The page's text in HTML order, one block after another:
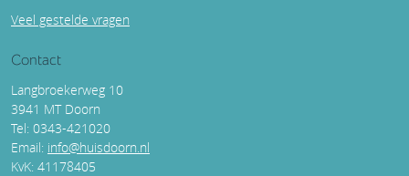
Veel gestelde vragen
Contact
Langbroekerweg 10
3941 MT Doorn
Tel: 0343-421020
Email: info@huisdoorn.nl
KvK: 41178405